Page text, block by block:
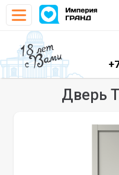
18 лет
с Вами
640 90 48
Дверь